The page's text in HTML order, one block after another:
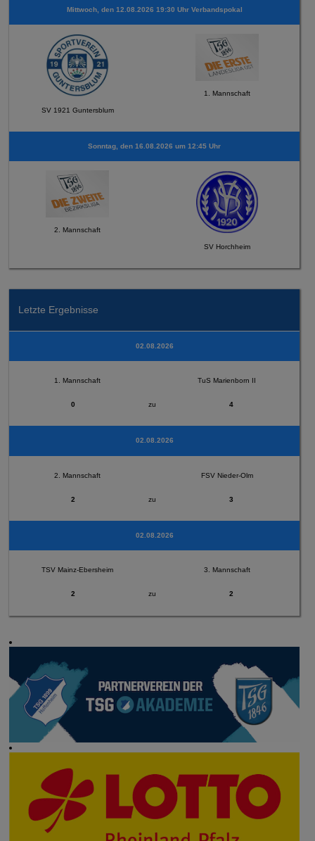
Mittwoch, den 12.08.2026 19:30 Uhr Verbandspokal
SV 1921 Guntersblum
1. Mannschaft
Sonntag, den 16.08.2026 um 12:45 Uhr
2. Mannschaft
SV Horchheim
Letzte Ergebnisse
02.08.2026
1. Mannschaft TuS Marienborn II
0 zu 4
02.08.2026
2. Mannschaft FSV Nieder-Olm
2 zu 3
02.08.2026
TSV Mainz-Ebersheim 3. Mannschaft
2 zu 2